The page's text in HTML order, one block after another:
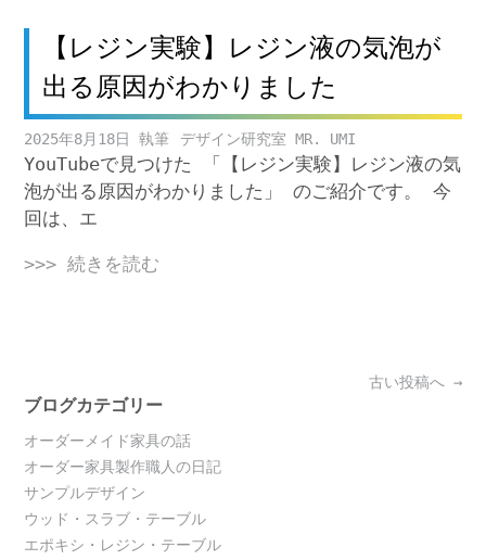
【レジン実験】レジン液の気泡が
出る原因がわかりました
2025年8月18日 デザイン研究室 MR. UMI
YouTubeで見つけた 「【レジン実験】レジン液の気
泡が出る原因がわかりました」 のご紹介です。 今
回は、エ
>>> 続きを読む
navigation
古い投稿へ →
ブログカテゴリー
オーダーメイド家具の話
オーダー家具製作職人の日記
サンプルデザイン
ウッド・スラブ・テーブル
エポキシ・レジン・テーブル